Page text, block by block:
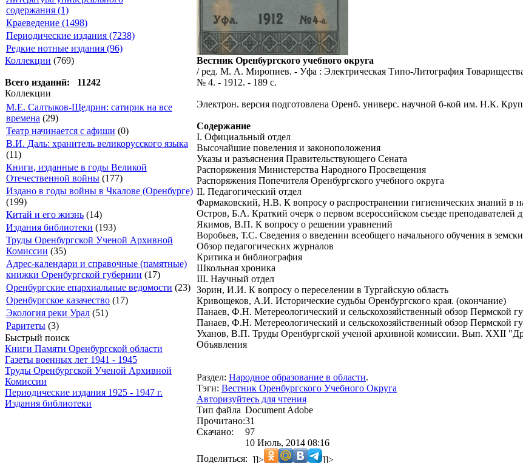
содержания (1)
Краеведение (1498)
Периодические издания (7238)
Редкие нотные издания (96)
Коллекции (769)
Всего изданий: 11242
Коллекции
М.Е. Салтыков-Щедрин: сатирик на все
времена (29)
Театр начинается с афиши (0)
В.И. Даль: хранитель великорусского языка
(11)
Книги, изданные в годы Великой
Отечественной войны (177)
Издано в годы войны в Чкалове (Оренбурге)
(199)
Китай и его жизнь (14)
Издания библиотеки (193)
Труды Оренбургской Ученой Архивной
Комиссии (35)
Адрес-календари и справочные (памятные)
книжки Оренбургской губернии (17)
Оренбургские епархиальные ведомости (23)
Оренбургское казачество (17)
Экология реки Урал (51)
Раритеты (3)
Быстрый поиск
Книги Памяти Оренбургской области
Газеты военных лет 1941 - 1945
Труды Оренбургской Ученой Архивной
Комиссии
Периодические издания 1925 - 1947 г.
Издания библиотеки
Вестник Оренбургского учебного округа
/ ред. М. А. Миропиев. - Уфа : Электрическая Типо-Литография
№ 4. - 1912. - 189 с.
Электрон. версия подготовлена Оренб. универс. научной б-кой им. Н.К.
Содержание
I. Официальный отдел
Высочайшие повеления и законоположения
Указы и разъяснения Правительствующего Сената
Распоряжения Министерства Народного Просвещения
Распоряжения Попечителя Оренбургского учебного округа
II. Педагогический отдел
Фармаковский, Н.В. К вопросу о распространении гигиенических знаний в
Остров, Б.А. Краткий очерк о первом всероссийском съезде преподавателей
Якимов, В.П. К вопросу о решении уравнений
Воробьев, Т.С. Сведения о введении всеобщего начального обучения в
Обзор педагогических журналов
Критика и библиография
Школьная хроника
III. Научный отдел
Зорин, И.И. К вопросу о переселении в Тургайскую область
Кривощеков, А.И. Исторические судьбы Оренбургского края. (окончание)
Панаев, Ф.Н. Метереологический и сельскохозяйственный обзор Пермской
Панаев, Ф.Н. Метереологический и сельскохозяйственный обзор Пермской
Уханов, В.П. Труды Оренбургской ученой архивной комиссии. Вып. XXII
Объявления
Раздел: Народное образование в области.
Тэги: Вестник Оренбургского Учебного Округа
Авторизуйтесь для чтения
Тип файла Document Adobe
Прочитано:31
Скачано:
97
10 Июль, 2014 08:16
Поделиться: ]]> ]]>